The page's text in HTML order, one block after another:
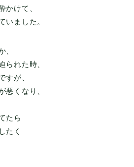
かけて、
いました。
、
られた時、
すが、
悪くなり、
たら
たく